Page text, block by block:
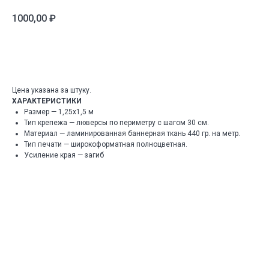
1000,00 ₽
Цена указана за штуку.
ХАРАКТЕРИСТИКИ
Размер — 1,25х1,5 м
Тип крепежа — люверсы по периметру с шагом 30 см.
Материал — ламинированная баннерная ткань 440 гр. на метр.
Тип печати — широкоформатная полноцветная.
Усиление края — загиб